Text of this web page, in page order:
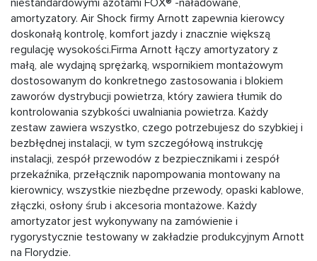
niestandardowymi azotami FOX® -naładowane,
amortyzatory. Air Shock firmy Arnott zapewnia kierowcy
doskonałą kontrolę, komfort jazdy i znacznie większą
regulację wysokości.Firma Arnott łączy amortyzatory z
małą, ale wydajną sprężarką, wspornikiem montażowym
dostosowanym do konkretnego zastosowania i blokiem
zaworów dystrybucji powietrza, który zawiera tłumik do
kontrolowania szybkości uwalniania powietrza. Każdy
zestaw zawiera wszystko, czego potrzebujesz do szybkiej i
bezbłędnej instalacji, w tym szczegółową instrukcję
instalacji, zespół przewodów z bezpiecznikami i zespół
przekaźnika, przełącznik napompowania montowany na
kierownicy, wszystkie niezbędne przewody, opaski kablowe,
złączki, osłony śrub i akcesoria montażowe. Każdy
amortyzator jest wykonywany na zamówienie i
rygorystycznie testowany w zakładzie produkcyjnym Arnott
na Florydzie.